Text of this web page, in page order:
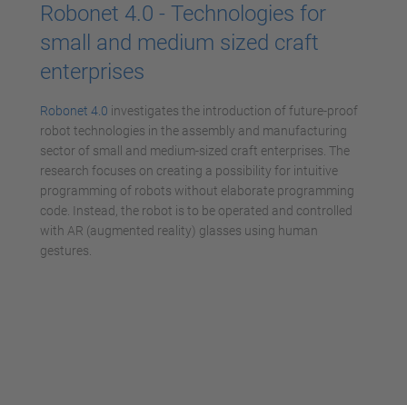
powered by
Management Platform
Robonet 4.0 - Technologies for
small and medium sized craft
enterprises
Robonet 4.0 investigates the introduction of future-proof
robot technologies in the assembly and manufacturing
sector of small and medium-sized craft enterprises. The
research focuses on creating a possibility for intuitive
programming of robots without elaborate programming
code. Instead, the robot is to be operated and controlled
with AR (augmented reality) glasses using human
gestures.